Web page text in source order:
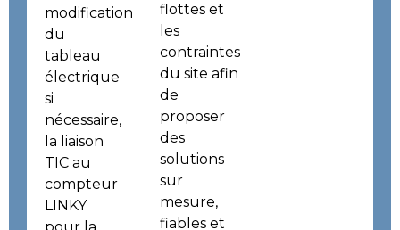
modification
du
tableau
électrique
si
nécessaire,
la liaison
TIC au
compteur
LINKY
flottes et
les
contraintes
du site afin
de
proposer
des
solutions
sur
mesure,
fiables et